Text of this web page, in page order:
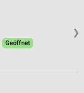
❯
Geöffnet